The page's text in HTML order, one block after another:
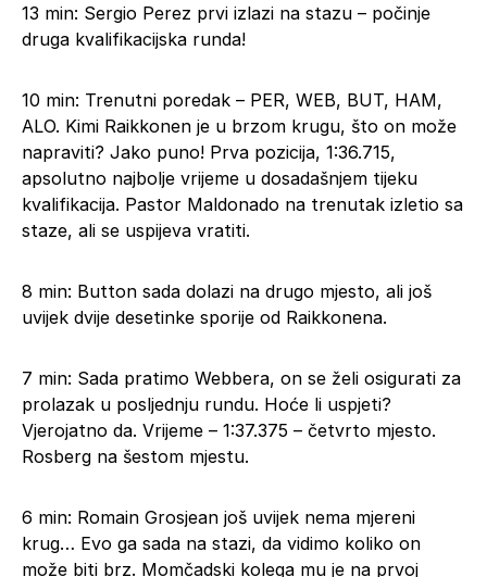
13 min: Sergio Perez prvi izlazi na stazu – počinje
druga kvalifikacijska runda!
10 min: Trenutni poredak – PER, WEB, BUT, HAM,
ALO. Kimi Raikkonen je u brzom krugu, što on može
napraviti? Jako puno! Prva pozicija, 1:36.715,
apsolutno najbolje vrijeme u dosadašnjem tijeku
kvalifikacija. Pastor Maldonado na trenutak izletio sa
staze, ali se uspijeva vratiti.
8 min: Button sada dolazi na drugo mjesto, ali još
uvijek dvije desetinke sporije od Raikkonena.
7 min: Sada pratimo Webbera, on se želi osigurati za
prolazak u posljednju rundu. Hoće li uspjeti?
Vjerojatno da. Vrijeme – 1:37.375 – četvrto mjesto.
Rosberg na šestom mjestu.
6 min: Romain Grosjean još uvijek nema mjereni
krug… Evo ga sada na stazi, da vidimo koliko on
može biti brz. Momčadski kolega mu je na prvoj